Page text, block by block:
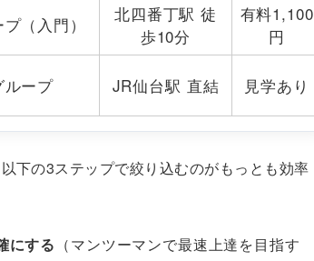
（入門）
北四番丁駅 徒
歩10分
有料1,100
円
ループ JR仙台駅 直結 見学あり
下の3ステップで絞り込むのがもっとも効率
にする （マンツーマンで最速上達を目指す